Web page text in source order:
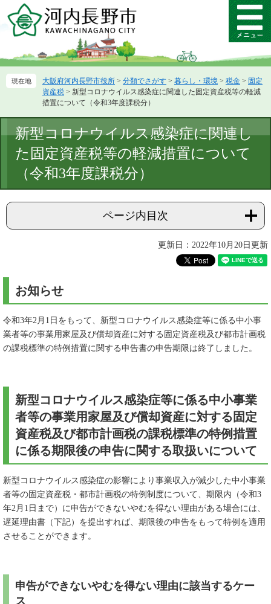
ー
先
ニ
を
本
文
メ
ニ
ー
大阪府河内長野市役所 > 分類でさがす > 暮らし・環境 > 税金 > 固定
資産税 > 新型コロナウイルス感染症に関連した固定資産税等の軽減
措置について（令和3年度課税分）
文
新型コロナウイルス感染症に関連し
た固定資産税等の軽減措置について
（令和3年度課税分）
ページ内目次
更新日：2022年10月20日更新
お知らせ
令和3年2月1日をもって、新型コロナウイルス感染症等に係る中小事
業者等の事業用家屋及び償却資産に対する固定資産税及び都市計画税
の課税標準の特例措置に関する申告書の申告期限は終了しました。
新型コロナウイルス感染症等に係る中小事業
者等の事業用家屋及び償却資産に対する固定
資産税及び都市計画税の課税標準の特例措置
に係る期限後の申告に関する取扱いについて
新型コロナウイルス感染症の影響により事業収入が減少した中小事業
者等の固定資産税・都市計画税の特例制度について、期限内（令和3
年2月1日まで）に申告ができないやむを得ない理由がある場合には、
遅延理由書（下記）を提出すれば、期限後の申告をもって特例を適用
させることができます。
申告ができないやむを得ない理由に該当するケー
ス